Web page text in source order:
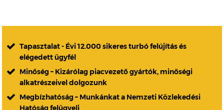
Tapasztalat - Évi 12.000 sikeres turbó felújítás és
elégedett ügyfél
Minőség – Kizárólag piacvezető gyártók, minőségi
alkatrészeivel dolgozunk
Megbízhatóság – Munkánkat a Nemzeti Közlekedési
Hatóság felügyeli